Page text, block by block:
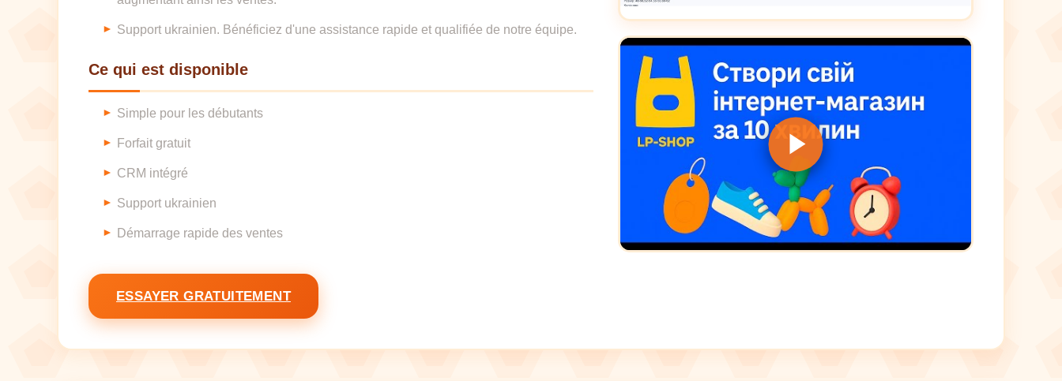
Support ukrainien. Bénéficiez d'une assistance rapide et qualifiée de notre équipe.
Ce qui est disponible
Simple pour les débutants
Forfait gratuit
CRM intégré
Support ukrainien
Démarrage rapide des ventes
ESSAYER GRATUITEMENT